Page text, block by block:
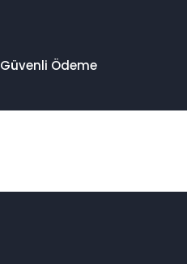
Güvenli Ödeme